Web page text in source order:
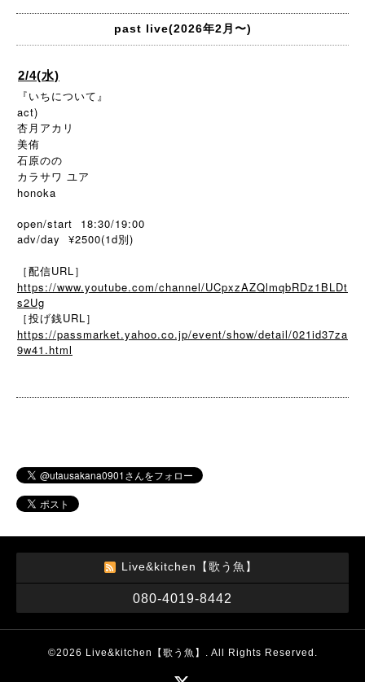
past live(2026年2月〜)
2/4(水)
『いちについて』
act)
杏月アカリ
美侑
石原のの
カラサワ ユア
honoka
open/start 18:30/19:00
adv/day ¥2500(1d別)
［配信URL］
https://www.youtube.com/channel/UCpxzAZQlmqbRDz1BLDt
s2Ug
［投げ銭URL］
https://passmarket.yahoo.co.jp/event/show/detail/021id37za
9w41.html
Live&kitchen【歌う魚】
080-4019-8442
©2026 Live&kitchen【歌う魚】 . All Rights Reserved.